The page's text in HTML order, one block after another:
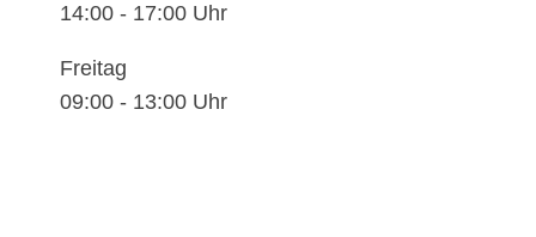
14:00 - 17:00 Uhr
Freitag
09:00 - 13:00 Uhr